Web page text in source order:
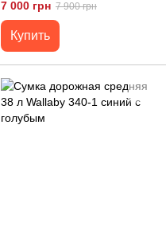
7 000 грн 7 900 грн
Купить